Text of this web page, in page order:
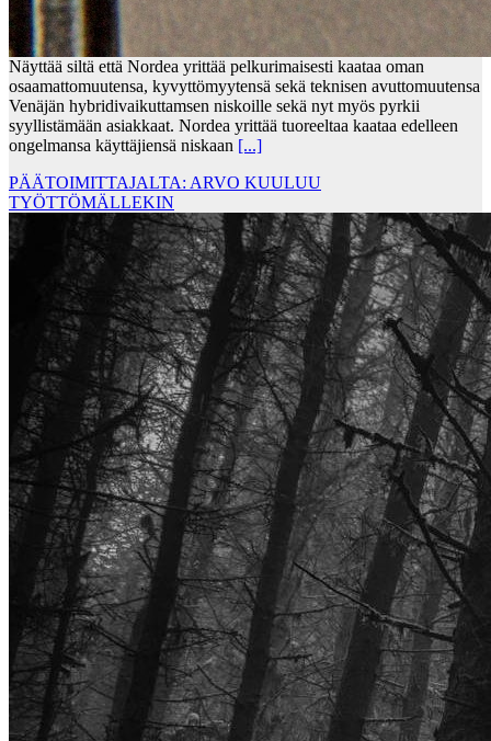
Näyttää siltä että Nordea yrittää pelkurimaisesti kaataa oman
osaamattomuutensa, kyvyttömyytensä sekä teknisen avuttomuutensa
Venäjän hybridivaikuttamsen niskoille sekä nyt myös pyrkii
syyllistämään asiakkaat. Nordea yrittää tuoreeltaa kaataa edelleen
ongelmansa käyttäjiensä niskaan [...]
PÄÄTOIMITTAJALTA: ARVO KUULUU
TYÖTTÖMÄLLEKIN